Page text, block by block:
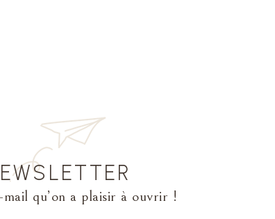
qu’on a plaisir à ouvrir !